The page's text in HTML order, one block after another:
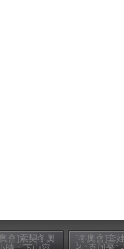
會]索契冬奧
[冬奧會]套娃